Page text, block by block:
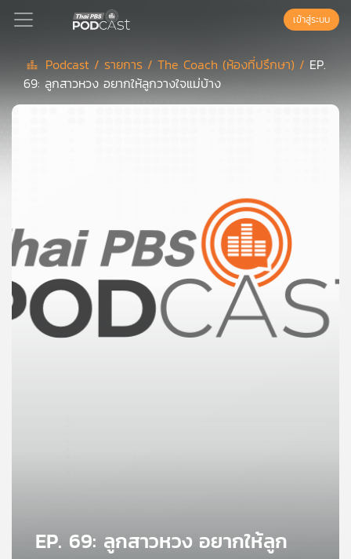
Podcast
เพล
ย์
สต์
เข้าสู่ระบบ
Podcast / รายการ /The Coach (ห้องที่ปรึกษา) / EP.
69: ลูกสาวหวง อยากให้ลูกวางใจแม่บ้าง
EP. 69: ลูกสาวหวง อยากให้ลูก